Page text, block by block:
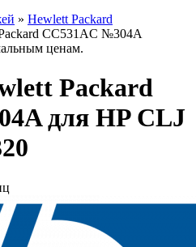
» Hewlett Packard
CC531AC №304A
ценам.
Packard
для HP CLJ